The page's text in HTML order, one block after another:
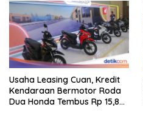
Usaha Leasing Cuan, Kredit
Kendaraan Bermotor Roda
Dua Honda Tembus Rp 15,8